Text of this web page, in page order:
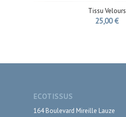
Tissu Velours
25,00€
ECOTISSUS
164 Boulevard Mireille Lauze